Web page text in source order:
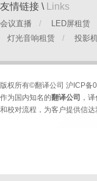
友情链接 \ Links
会议直播 / LED屏租赁
灯光音响租赁
/ 投影
版权所有©翻译公司 沪ICP备
作为国内知名的翻译公司 ，
和校对流程，为客户提供信